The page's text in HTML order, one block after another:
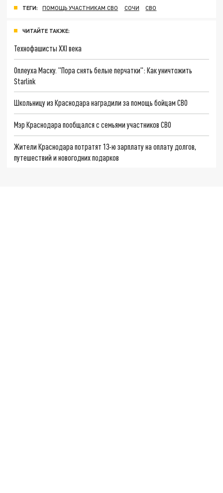
ТЕГИ: ПОМОЩЬ УЧАСТНИКАМ СВО СОЧИ СВО
ЧИТАЙТЕ ТАКЖЕ:
Технофашисты XXI века
Оплеуха Маску. "Пора снять белые перчатки": Как уничтожить
Starlink
Школьницу из Краснодара наградили за помощь бойцам СВО
Мэр Краснодара пообщался с семьями участников СВО
Жители Краснодара потратят 13-ю зарплату на оплату долгов,
путешествий и новогодних подарков